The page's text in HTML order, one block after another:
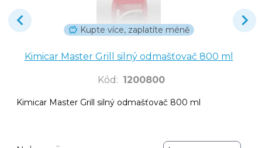
Kupte více, zaplatíte méně
Kimicar Master Grill silný odmašťovač 800 ml
Kód : 1200800
Kimicar Master Grill silný odmašťovač 800 ml